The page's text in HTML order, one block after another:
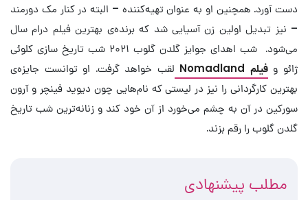
دست آورد. همچنین او به عنوان تهیه‌کننده – البته در کنار مک دورمند
– نیز تبدیل اولین زن آسیایی شد که برنده‌ی بهترین فیلم درام سال
می‌شود. شب اهدای جوایز گلدن گلوب ۲۰۲۱ شب تاریخ سازی کلوئی
ژائو وفیلم Nomadland
لقب خواهد گرفت. او توانست جایزه‌ی
بهترین کارگردانی را نیز در لیستی که نام‌هایی چون دیوید فینچر و آرون
سورکین در آن به چشم می‌خورد از آن خود کند و زنانه‌ترین شب تاریخ
گلدن گلوب را رقم بزند.
مطلب پیشنهادی